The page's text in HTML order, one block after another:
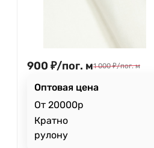
900 ₽/пог. м1 000 ₽/пог. м
Оптовая цена
От 20000р
Кратно
рулону